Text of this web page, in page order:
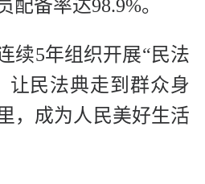
备率达98.9%。
续5年组织开展“民法
让民法典走到群众身
，成为人民美好生活